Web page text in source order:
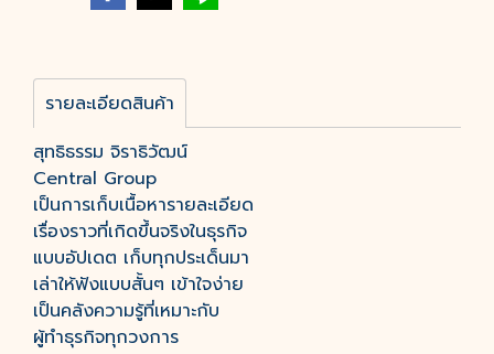
รายละเอียดสินค้า
สุทธิธรรม จิราธิวัฒน์
Central Group
เป็นการเก็บเนื้อหารายละเอียด
เรื่องราวที่เกิดขึ้นจริงในธุรกิจ
แบบอัปเดต เก็บทุกประเด็นมา
เล่าให้ฟังแบบสั้นๆ เข้าใจง่าย
เป็นคลังความรู้ที่เหมาะกับ
ผู้ทำธุรกิจทุกวงการ